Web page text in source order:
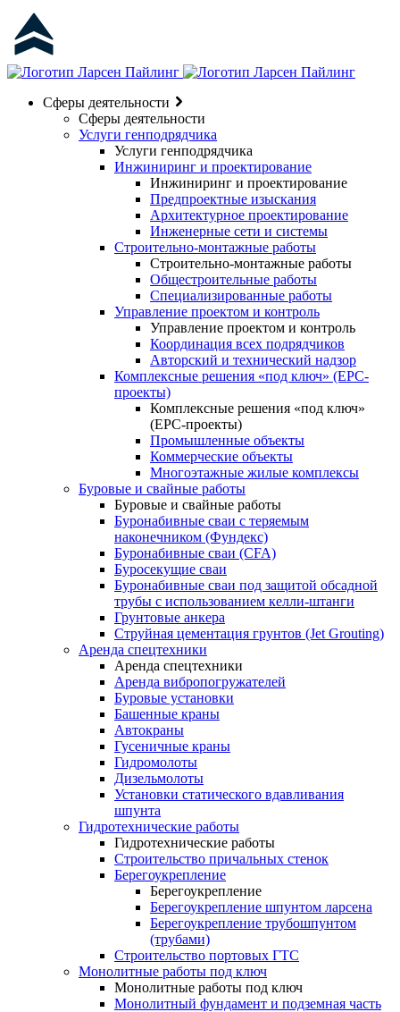
Сферы деятельности
Сферы деятельности
Услуги генподрядчика
Услуги генподрядчика
Инжиниринг и проектирование
Инжиниринг и проектирование
Предпроектные изыскания
Архитектурное проектирование
Инженерные сети и системы
Строительно-монтажные работы
Строительно-монтажные работы
Общестроительные работы
Специализированные работы
Управление проектом и контроль
Управление проектом и контроль
Координация всех подрядчиков
Авторский и технический надзор
Комплексные решения «под ключ» (EPC-
проекты)
Комплексные решения «под ключ»
(EPC-проекты)
Промышленные объекты
Коммерческие объекты
Многоэтажные жилые комплексы
Буровые и свайные работы
Буровые и свайные работы
Буронабивные сваи с теряемым
наконечником (Фундекс)
Буронабивные сваи (CFA)
Буросекущие сваи
Буронабивные сваи под защитой обсадной
трубы с использованием келли-штанги
Грунтовые анкера
Струйная цементация грунтов (Jet Grouting)
Аренда спецтехники
Аренда спецтехники
Аренда вибропогружателей
Буровые установки
Башенные краны
Автокраны
Гусеничные краны
Гидромолоты
Дизельмолоты
Установки статического вдавливания
шпунта
Гидротехнические работы
Гидротехнические работы
Строительство причальных стенок
Берегоукрепление
Берегоукрепление
Берегоукрепление шпунтом ларсена
Берегоукрепление трубошпунтом
(трубами)
Строительство портовых ГТС
Монолитные работы под ключ
Монолитные работы под ключ
Монолитный фундамент и подземная часть